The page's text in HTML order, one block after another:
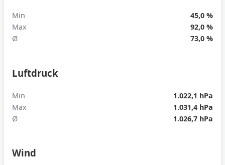
Min
45,0 %
Max
92,0 %
Ø
73,0 %
Luftdruck
Min
1.022,1 hPa
Max
1.031,4 hPa
Ø
1.026,7 hPa
Wind